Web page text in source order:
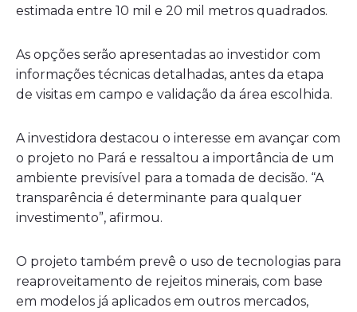
estimada entre 10 mil e 20 mil metros quadrados.
As opções serão apresentadas ao investidor com
informações técnicas detalhadas, antes da etapa
de visitas em campo e validação da área escolhida.
A investidora destacou o interesse em avançar com
o projeto no Pará e ressaltou a importância de um
ambiente previsível para a tomada de decisão. “A
transparência é determinante para qualquer
investimento”, afirmou.
O projeto também prevê o uso de tecnologias para
reaproveitamento de rejeitos minerais, com base
em modelos já aplicados em outros mercados,